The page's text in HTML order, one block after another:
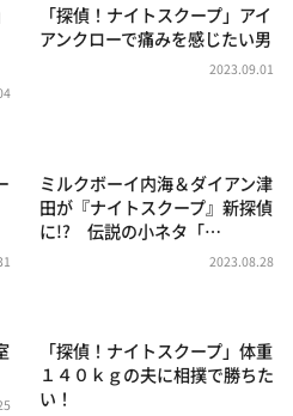
アナ「なんでやねん！？」
正義のミカタ
「探偵！ナイトスクープ」アイ
アンクローで痛みを感じたい男
2023.09.01
ミルクボーイ内海＆ダイアン津
田が『ナイトスクープ』新探偵
に!? 伝説の小ネタ「…
2023.08.28
「探偵！ナイトスクープ」体重
１４０ｋｇの夫に相撲で勝ちた
い！